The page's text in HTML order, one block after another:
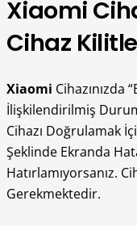
Xiaomi
Cihaz
Xiaomi Cihazınızda
İlişkilendirilmiş
Cihazı Doğrulamak
Şeklinde Ekranda
Hatırlamıyorsanız.
Gerekmektedir.